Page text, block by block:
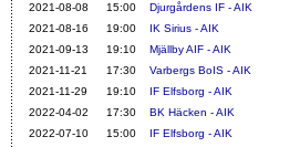
2021-08-08
15:00 Djurgårdens IF - AIK
2021-08-16
19:00 IK Sirius - AIK
2021-09-13
19:10 Mjällby AIF - AIK
2021-11-21
17:30 Varbergs BoIS - AIK
2021-11-29
19:10 IF Elfsborg - AIK
2022-04-02
17:30 BK Häcken - AIK
2022-07-10
15:00 IF Elfsborg - AIK